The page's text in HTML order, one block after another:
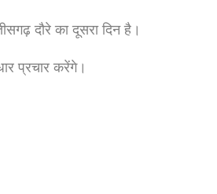
दौरे का दूसरा दिन है।
प्रचार करेंगे।